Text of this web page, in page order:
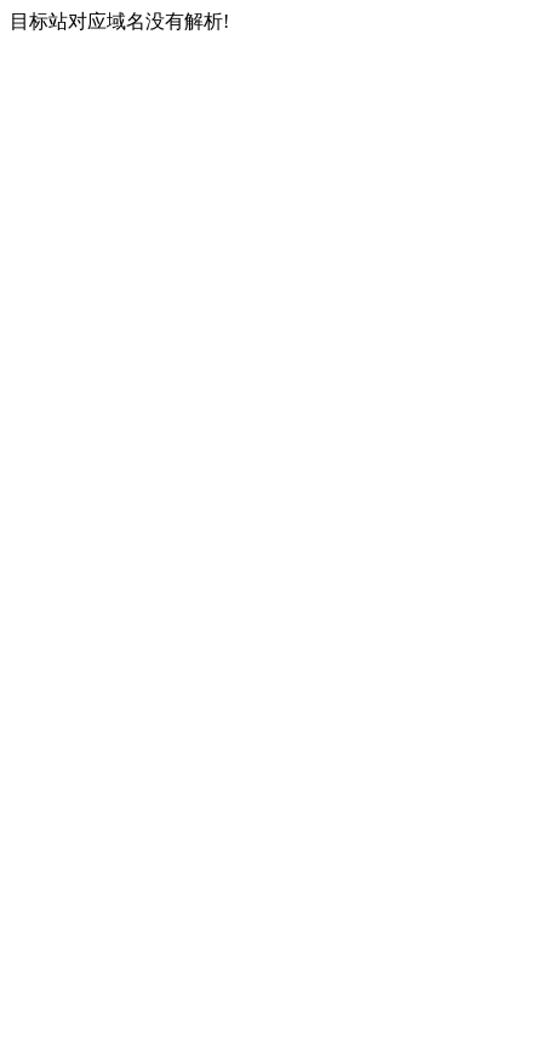
目标站对应域名没有解析!